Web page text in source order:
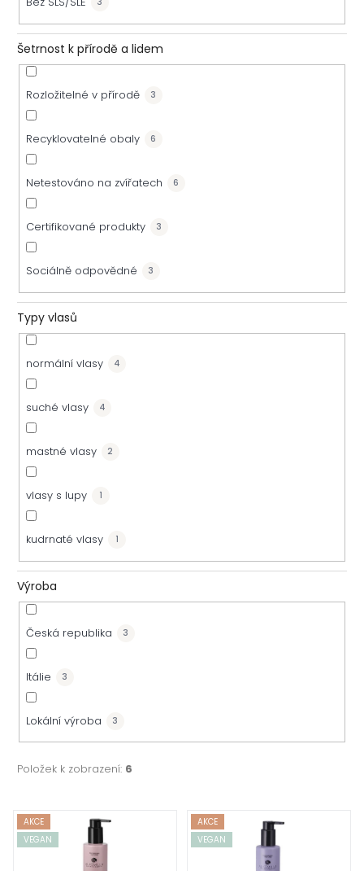
Šetrnost k přírodě a lidem
Rozložitelné v přírodě 3
Recyklovatelné obaly 6
Netestováno na zvířatech 6
Certifikované produkty 3
Sociálně odpovědné 3
Typy vlasů
normální vlasy 4
suché vlasy 4
mastné vlasy 2
vlasy s lupy 1
kudrnaté vlasy 1
Výroba
Česká republika 3
Itálie 3
Lokální výroba 3
Položek k zobrazení: 6
V
ý
AKCE
VEGAN
AKCE
VEGAN